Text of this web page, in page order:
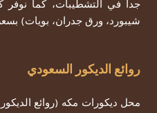
جدا في التشطيبات، كما نوفر
شيبورد، ورق جدران، بويات)
روائع الديكور السعودي
محل ديكورات مكه (روائع